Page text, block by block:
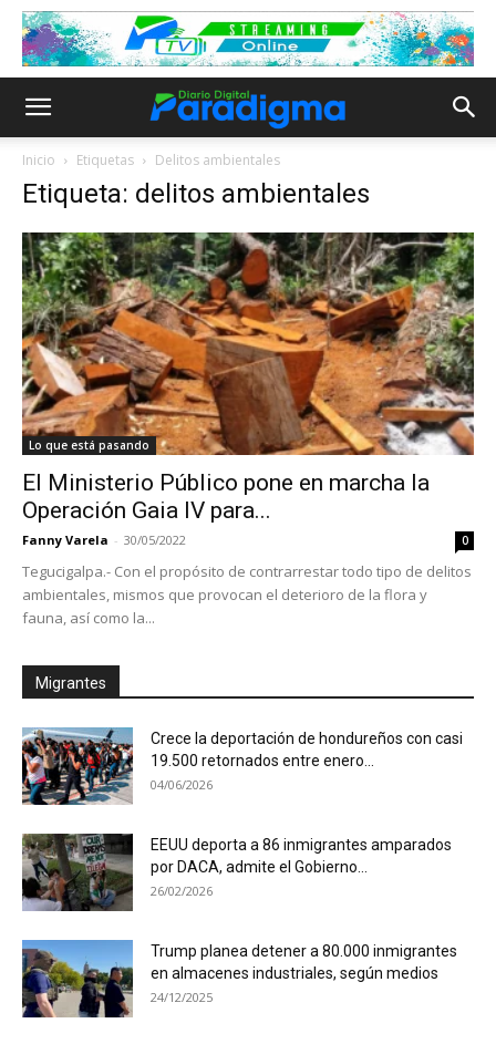
Inicio Etiquetas Delitos ambientales
Etiqueta: delitos ambientales
Lo que está pasando
El Ministerio Público pone en marcha la
Operación Gaia IV para...
Fanny Varela - 30/05/2022 0
Tegucigalpa.- Con el propósito de contrarrestar todo tipo de delitos
ambientales, mismos que provocan el deterioro de la flora y
fauna, así como la...
Migrantes
Crece la deportación de hondureños con casi
19.500 retornados entre enero...
04/06/2026
EEUU deporta a 86 inmigrantes amparados
por DACA, admite el Gobierno...
26/02/2026
Trump planea detener a 80.000 inmigrantes
en almacenes industriales, según medios
24/12/2025